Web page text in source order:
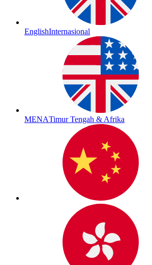
EnglishInternasional
MENATimur Tengah & Afrika